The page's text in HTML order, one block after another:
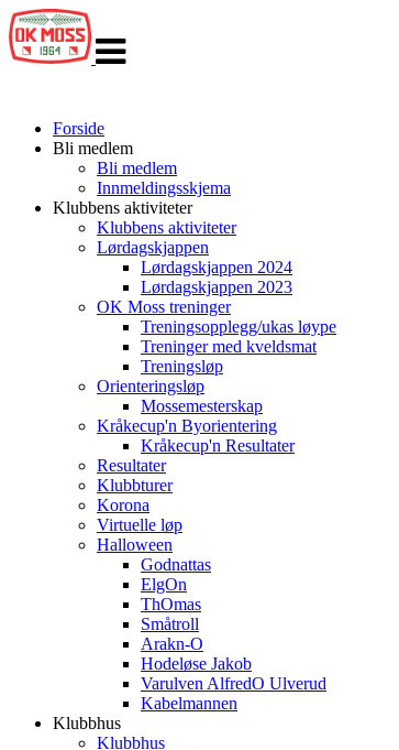
navigasjon
Forside
Bli medlem
Bli medlem
Innmeldingsskjema
Klubbens aktiviteter
Klubbens aktiviteter
Lørdagskjappen
Lørdagskjappen 2024
Lørdagskjappen 2023
OK Moss treninger
Treningsopplegg/ukas løype
Treninger med kveldsmat
Treningsløp
Orienteringsløp
Mossemesterskap
Kråkecup'n Byorientering
Kråkecup'n Resultater
Resultater
Klubbturer
Korona
Virtuelle løp
Halloween
Godnattas
ElgOn
ThOmas
Småtroll
Arakn-O
Hodeløse Jakob
Varulven AlfredO Ulverud
Kabelmannen
Klubbhus
Klubbhus